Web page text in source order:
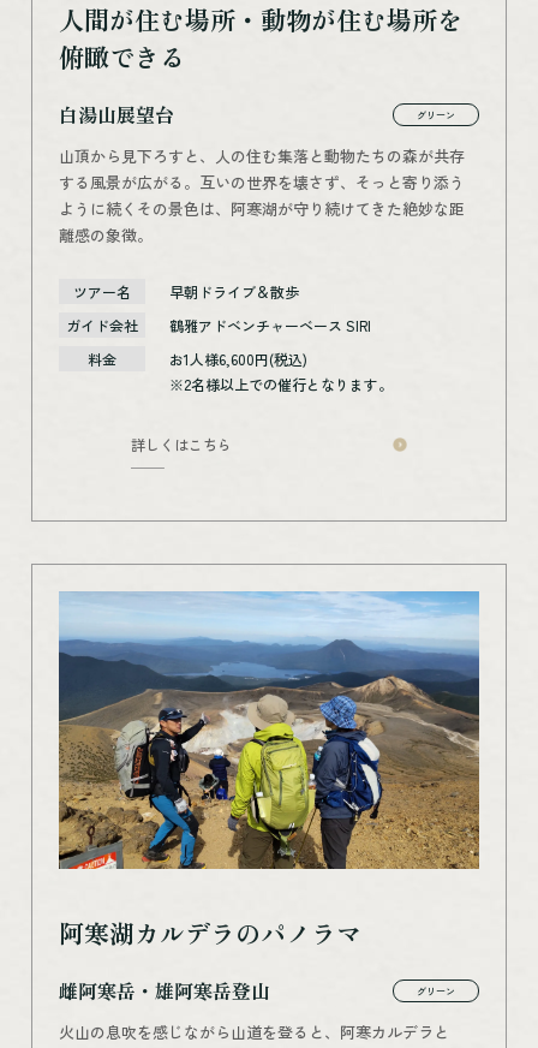
人間が住む場所・動物が住む場所を
俯瞰できる
白湯山展望台 グリーン
山頂から見下ろすと、人の住む集落と動物たちの森が共存
する風景が広がる。互いの世界を壊さず、そっと寄り添う
ように続くその景色は、阿寒湖が守り続けてきた絶妙な距
離感の象徴。
ツアー名
早朝ドライブ＆散歩
ガイド会社
鶴雅アドベンチャーベース SIRI
料金
お1人様6,600円(税込)
※2名様以上での催行となります。
詳しくはこちら
阿寒湖カルデラのパノラマ
雌阿寒岳・雄阿寒岳登山 グリーン
火山の息吹を感じながら山道を登ると、阿寒カルデラと